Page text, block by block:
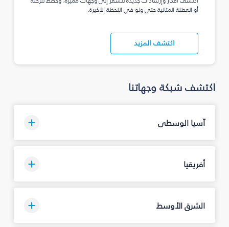
أو العطلة المثالية حتى ولو في اللحظة الأخيرة.
اكتشف المزيد
اكتشف شبكة وجهاتنا
آسيا الوسطى
أفريقيا
الشرق الأوسط